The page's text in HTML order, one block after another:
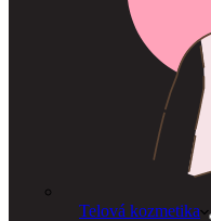
Telová kozmetika